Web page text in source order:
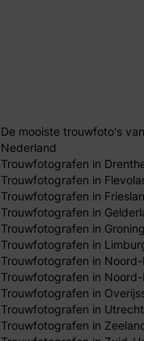
De mooiste trouwfoto's van
Nederland
Trouwfotografen in
Trouwfotografen in
Trouwfotografen in
Trouwfotografen in
Trouwfotografen in
Trouwfotografen in
Trouwfotografen in
Trouwfotografen in
Trouwfotografen in
Trouwfotografen in Utrecht
Trouwfotografen in